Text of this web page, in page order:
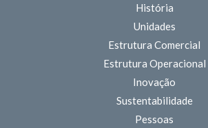
História
Unidades
Estrutura Comercial
Estrutura Operacional
Inovação
Sustentabilidade
Pessoas